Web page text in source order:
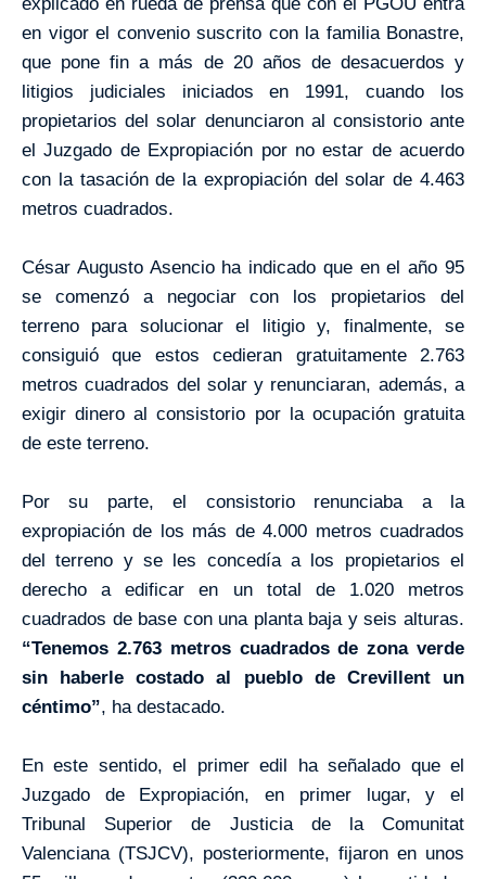
en vigor el convenio suscrito con la familia Bonastre,
que pone fin a más de 20 años de desacuerdos y
litigios judiciales iniciados en 1991, cuando los
propietarios del solar denunciaron al consistorio ante
el Juzgado de Expropiación por no estar de acuerdo
con la tasación de la expropiación del solar de 4.463
metros cuadrados.
César Augusto Asencio ha indicado que en el año 95
se comenzó a negociar con los propietarios del
terreno para solucionar el litigio y, finalmente, se
consiguió que estos cedieran gratuitamente 2.763
metros cuadrados del solar y renunciaran, además, a
exigir dinero al consistorio por la ocupación gratuita
de este terreno.
Por su parte, el consistorio renunciaba a la
expropiación de los más de4.000 metros cuadrados
del terreno y se les concedía a los propietarios el
derecho a edificar en un total de 1.020 metros
cuadrados de base con una planta baja y seis alturas.
“Tenemos 2.763 metros cuadradosde zona verde
sin haberle costado al pueblo de Crevillent un
céntimo”, ha destacado.
En este sentido, el primer edil ha señalado que el
Juzgado de Expropiación, en primer lugar, y el
Tribunal Superior de Justicia de la Comunitat
Valenciana(TSJCV), posteriormente, fijaron en unos